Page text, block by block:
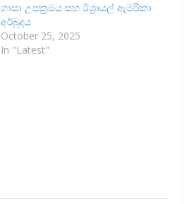
ගාසා උපක්‍රමය සහ ඊශ්‍රායල් ඇමරිකා
අර්බුදය
October 25, 2025
In "Latest"